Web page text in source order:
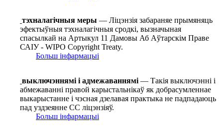
тэхналагічныя меры — Ліцэнзія забараняе прымяняць
эфектыўныя тэхналагічныя сродкі, вызначыная
спасылкай на Артыкул 11 Дамовы Аб Аўтарскім Праве
САІУ - WIPO Copyright Treaty.
Больш інфармацыі
выключэннямі і адмежаваннямі — Такія выключэнні і
абмежаванні правой карыстальнікаў як добрасумленнае
выкарыстанне і чэсная дзелавая практыка не падпадаюць
пад уздзеянне СС ліцэнзіяў.
Больш інфармацыі